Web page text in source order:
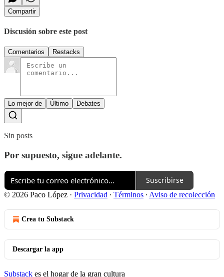
Compartir
Discusión sobre este post
Comentarios Restacks
Lo mejor de Último Debates
Sin posts
Por supuesto, sigue adelante.
Suscribirse
© 2026 Paco López · Privacidad ∙ Términos ∙ Aviso de recolección
Crea tu Substack
Descargar la app
Substack es el hogar de la gran cultura